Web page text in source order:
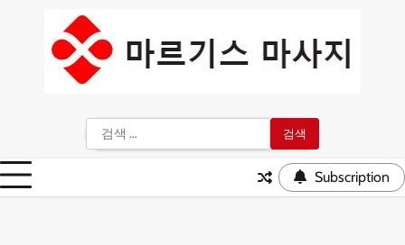
색:
Subscription